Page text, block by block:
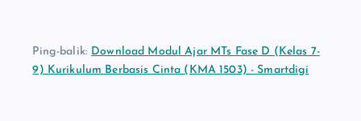
Ping-balik: Download Modul Ajar MTs Fase D (Kelas 7-
9) Kurikulum Berbasis Cinta (KMA 1503) - Smartdigi